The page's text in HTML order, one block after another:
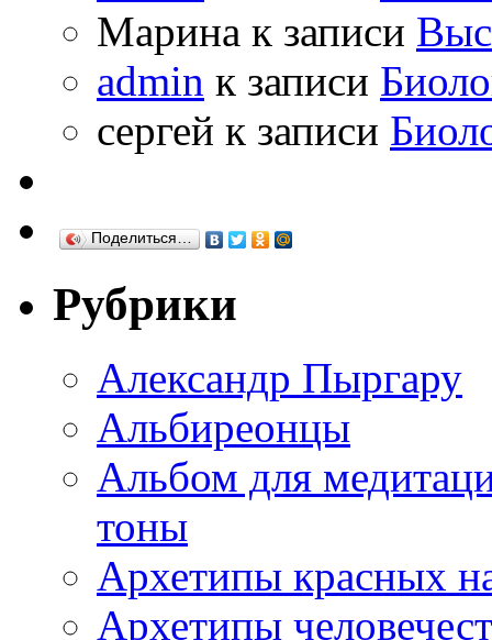
Марина к записи
admin к записи
сергей к записи
Поделиться…
Рубрики
Александр Пыргару
Альбиреонцы
Альбом для
тоны
Архетипы красных
Архетипы